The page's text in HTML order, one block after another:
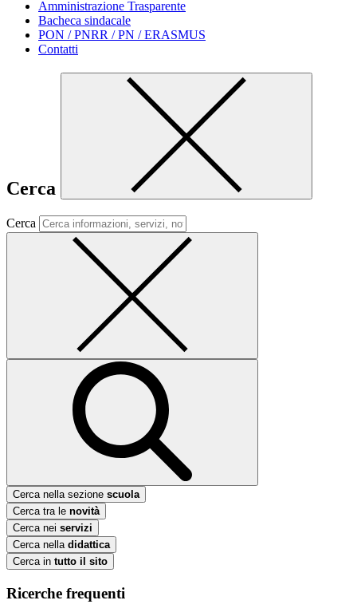
Amministrazione Trasparente
Bacheca sindacale
PON / PNRR / PN / ERASMUS
Contatti
Cerca
Cerca
Cerca nella sezione scuola
Cerca tra le novità
Cerca nei servizi
Cerca nella didattica
Cerca in tutto il sito
Ricerche frequenti